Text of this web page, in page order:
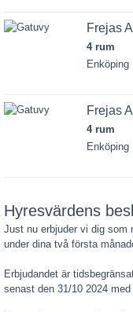
Frejas
4 rum
Enköping
Frejas
4 rum
Enköping
Hyresvärdens
Just nu erbjuder vi dig som
under dina två första
Erbjudandet är
senast den 31/10 2024